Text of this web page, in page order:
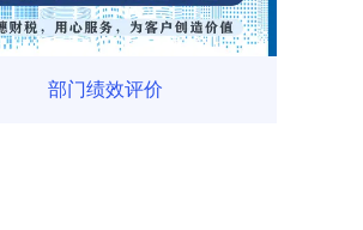
部门绩效评价